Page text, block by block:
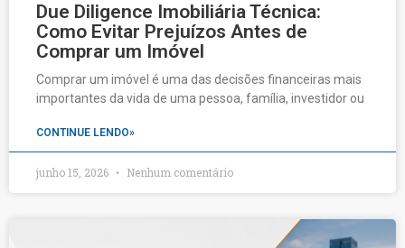
Due Diligence Imobiliária Técnica:
Como Evitar Prejuízos Antes de
Comprar um Imóvel
Comprar um imóvel é uma das decisões financeiras mais
importantes da vida de uma pessoa, família, investidor ou
CONTINUE LENDO»
junho 15, 2026 Nenhum comentário